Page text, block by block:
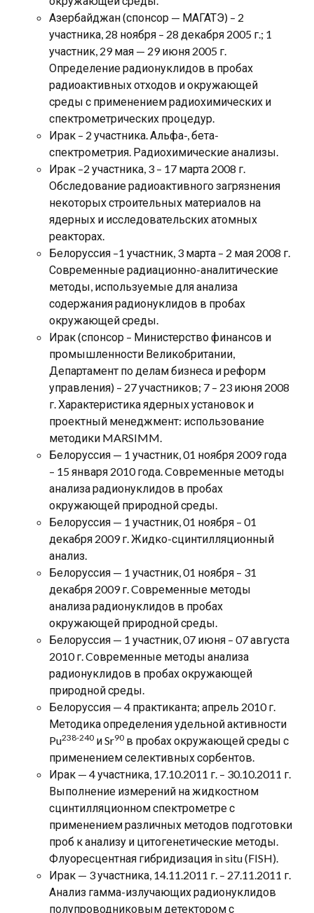
Азербайджан (спонсор — МАГАТЭ) – 2
участника, 28 ноября – 28 декабря 2005 г.; 1
участник, 29 мая — 29 июня 2005 г.
Определение радионуклидов в пробах
радиоактивных отходов и окружающей
среды с применением радиохимических и
спектрометрических процедур.
Ирак – 2 участника. Альфа-, бета-
спектрометрия. Радиохимические анализы.
Ирак –2 участника, 3 – 17 марта 2008 г.
Обследование радиоактивного загрязнения
некоторых строительных материалов на
ядерных и исследовательских атомных
реакторах.
Белоруссия –1 участник, 3 марта – 2 мая 2008 г.
Современные радиационно-аналитические
методы, используемые для анализа
содержания радионуклидов в пробах
окружающей среды.
Ирак (спонсор – Министерство финансов и
промышленности Великобритании,
Департамент по делам бизнеса и реформ
управления) – 27 участников; 7 – 23 июня 2008
г. Характеристика ядерных установок и
проектный менеджмент: использование
методики MARSIMM.
Белоруссия — 1 участник, 01 ноября 2009 года
– 15 января 2010 года. Cовременные методы
анализа радионуклидов в пробах
окружающей природной среды.
Белоруссия — 1 участник, 01 ноября – 01
декабря 2009 г. Жидко-сцинтилляционный
анализ.
Белоруссия — 1 участник, 01 ноября – 31
декабря 2009 г. Cовременные методы
анализа радионуклидов в пробах
окружающей природной среды.
Белоруссия — 1 участник, 07 июня – 07 августа
2010 г. Cовременные методы анализа
радионуклидов в пробах окружающей
природной среды.
Белоруссия — 4 практиканта; апрель 2010 г.
Методика определения удельной активности
Pu238-240 и Sr90 в пробах окружающей среды с
применением селективных сорбентов.
Ирак — 4 участника, 17.10.2011 г. – 30.10.2011 г.
Выполнение измерений на жидкостном
сцинтилляционном спектрометре с
применением различных методов подготовки
проб к анализу и цитогенетические методы.
Флуоресцентная гибридизация in situ (FISH).
Ирак — 3 участника, 14.11.2011 г. – 27.11.2011 г.
Анализ гамма-излучающих радионуклидов
полупроводниковым детектором с